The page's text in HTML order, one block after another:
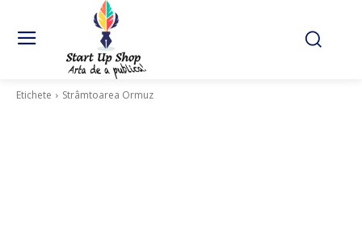
Etichete Strâmtoarea Ormuz